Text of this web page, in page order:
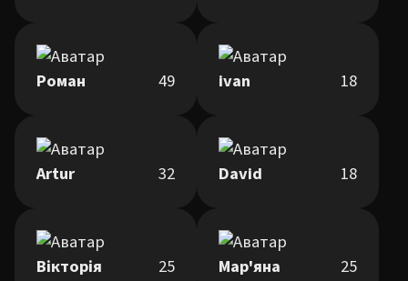
Роман 49 ivan 18
Artur 32 David 18
Вікторія 25 Мар'яна 25